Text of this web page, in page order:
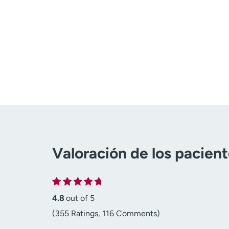
Valoración de los
4.8 out of 5
(355 Ratings, 116 Comments)